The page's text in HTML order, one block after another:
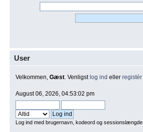
User
Velkommen, Gæst. Venligst log ind eller registér
August 06, 2026, 04:53:02 pm
Log ind med brugernavn, kodeord og sessionslængde